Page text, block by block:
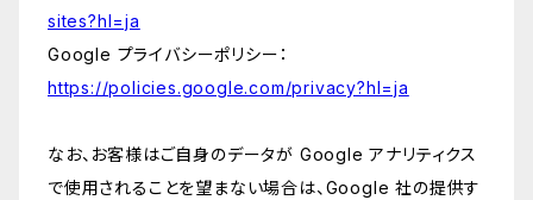
sites?hl=ja
Google プライバシーポリシー：
https://policies.google.com/privacy?hl=ja
なお、お客様はご自身のデータが Google アナリティクス
で使用されることを望まない場合は、Google 社の提供す